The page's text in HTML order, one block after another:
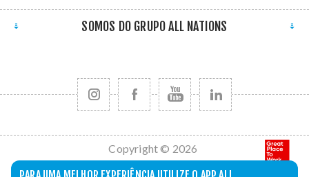
SOMOS DO GRUPO ALL NATIONS
Copyright © 2026
All Nations. Todos